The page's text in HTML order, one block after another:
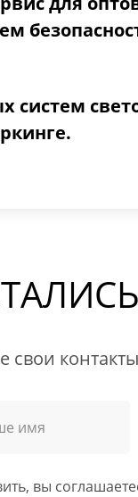
систем
свои
вы